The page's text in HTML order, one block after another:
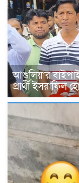
আশুলিয়ার
প্রার্থী ইসরাফিল